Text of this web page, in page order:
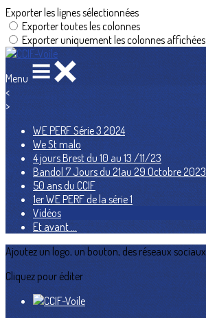
Exporter les lignes sélectionnées
Exporter toutes les colonnes
Exporter uniquement les colonnes affichées
Menu
<
>
WE PERF Série 3 2024
We St malo
4 jours Brest du 10 au 13 /11/23
Bandol 7 Jours du 21au 29 Octobre 2023
50 ans du CCIF
1er WE PERF de la série 1
Vidéos
Et avant ...
Ajoutez un logo, un bouton, des réseaux sociaux
Cliquez pour éditer